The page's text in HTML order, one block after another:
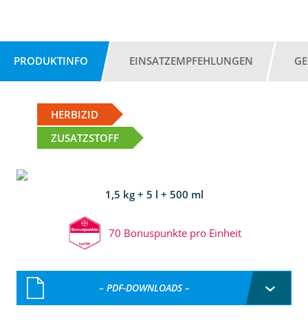
PRODUKTINFO EINSATZEMPFEHLUNGEN
HERBIZID
ZUSATZSTOFF
1,5 kg + 5 l + 500 ml
70 Bonuspunkte pro Einheit
– PDF-DOWNLOADS –